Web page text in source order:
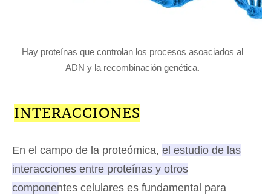
Hay proteínas que controlan los procesos asoaciados al
ADN y la recombinación genética.
INTERACCIONES
En el campo de la proteómica, el estudio de las
interacciones entre proteínas y otros
componentes celulares es fundamental para